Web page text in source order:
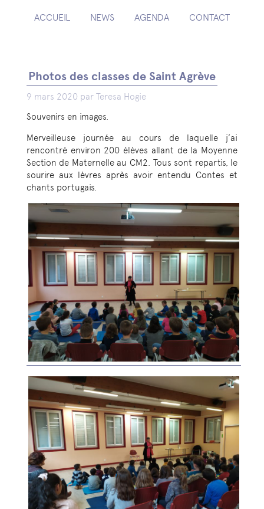
ACCUEIL NEWS AGENDA CONTACT
Photos des classes de Saint Agrève
9 mars 2020 par Teresa Hogie
Souvenirs en images.
Merveilleuse journée au cours de laquelle j’ai
rencontré environ 200 élèves allant de la Moyenne
Section de Maternelle au CM2. Tous sont repartis, le
sourire aux lèvres après avoir entendu Contes et
chants portugais.